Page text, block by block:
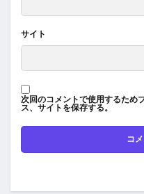
サイト
次回のコメントで使用するため
ス、サイトを保存する。